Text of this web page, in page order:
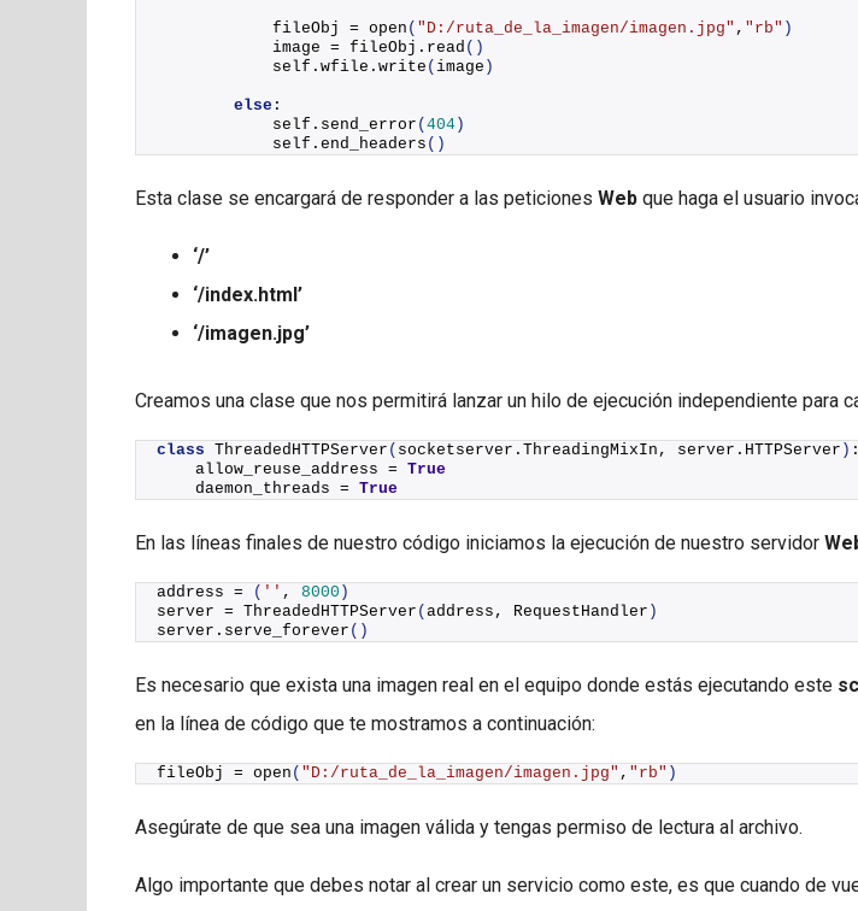
            fileObj =
open ( "D:/ruta_de_la_imagen/imagen.jpg" , "rb" )
            image = fileObj.
read ()
            self.wfile.
write ( image )
else :
            self.
send_error ( 404 )
            self.
end_headers ()
Esta clase se encargará de responder a las peticiones Web que haga el usuario
‘/’
‘/index.html’
‘/imagen.jpg’
Creamos una clase que nos permitirá lanzar un hilo de ejecución independiente para
class ThreadedHTTPServer ( socketserver.ThreadingMixIn, server.HTTPServer ) :
    allow_reuse_address =
True
    daemon_threads =
True
En las líneas finales de nuestro código iniciamos la ejecución de nuestro servidor
address = ( '' , 8000 )
server = ThreadedHTTPServer ( address, RequestHandler )
server. serve_forever ()
Es necesario que exista una imagen real en el equipo donde estás ejecutando este
en la línea de código que te mostramos a continuación:
fileObj = open ( "D:/ruta_de_la_imagen/imagen.jpg" , "rb" )
Asegúrate de que sea una imagen válida y tengas permiso de lectura al archivo.
Algo importante que debes notar al crear un servicio como este, es que cuando de